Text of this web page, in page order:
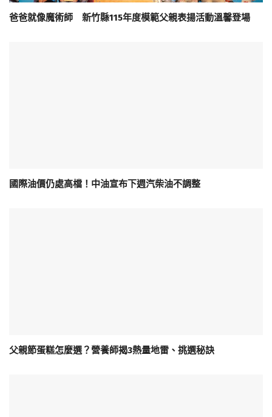
爸爸就像魔術師 新竹縣115年度模範父親表揚活動溫馨登場
國際油價仍處高檔！中油宣布下週汽柴油不調整
父親節蛋糕怎麼選？營養師揭3熱量地雷、挑選秘訣